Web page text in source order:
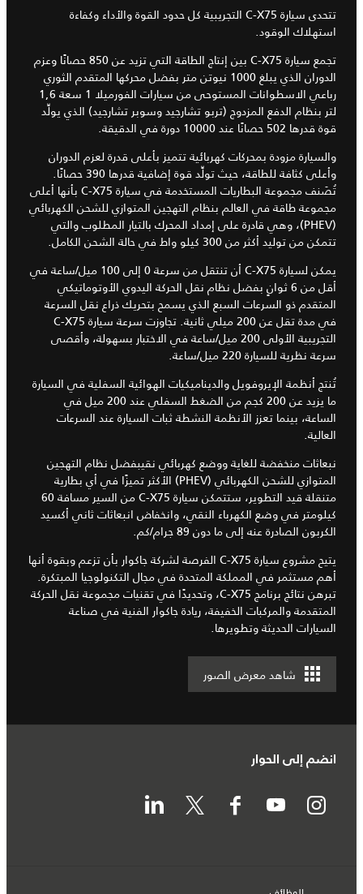
تتحدى سيارة C-X75 التجريبية كل حدود القوة والأداء وكفاءة
استهلاك الوقود.
تجمع سيارة C-X75 بين إنتاج الطاقة التي تزيد عن 850 حصانًا وعزم
الدوران الذي يبلغ 1000 نيوتن متر بفضل محركها المتقدم الثوري
رباعي الاسطوانات المستوحى من سيارات الفورميلا 1 سعة 1,6
لتر بنظام الدفع المزدوج (تربو تشارجيد وسوبر تشارجيد) الذي يولِّد
قوة قدرها 502 حصانًا عند 10000 دورة في الدقيقة.
والسيارة مزودة بمحركات كهربائية تتميز بأعلى قدرة لعزم الدوران
وأعلى كثافة للطاقة، حيث تولِّد قوة إضافية قدرها 390 حصانًا.
تُصَنف مجموعة البطاريات المستخدمة في سيارة C-X75 بأنها أعلى
مجموعة طاقة في العالم بنظام التهجين المتوازي للشحن الكهربائي
(PHEV)، وهي قادرة على إمداد المحرك بالتيار المطلوب والتي
تتمكن من توليد أكثر من 300 كيلو واط في حالة الشحن الكامل.
يمكن لسيارة C-X75 أن تنتقل من سرعة 0 إلى 100 ميل/ساعة في
أقل من 6 ثوانٍ بفضل نظام نقل الحركة اليدوي الأوتوماتيكي
المتقدم ذو السرعات السبع الذي يسمح بتحريك ذراع نقل السرعة
في مدة تقل عن 200 ميلي ثانية. تجاوزت سرعة سيارة C-X75
التجريبية الأولى 200 ميل/ساعة في الاختبار بسهولة، وأقصى
سرعة نظرية للسيارة 220 ميل/ساعة.
تُنتج أنظمة الإيروفويل والديناميكيات الهوائية السفلية في السيارة
ما يزيد عن 200 كجم من الضغط السفلي عند 200 ميل في
الساعة، بينما تعزز الأنظمة النشطة ثبات السيارة عند السرعات
العالية.
نبعاثات منخفضة للغاية ووضع كهربائي نقيبفضل نظام التهجين
المتوازي للشحن الكهربائي (PHEV) الأكثر تميزًا في أي بطارية
متنقلة قيد التطوير، ستتمكن سيارة C-X75 من السير مسافة 60
كيلومتر في وضع الكهرباء النقي، وانخفاض انبعاثات ثاني أكسيد
الكربون الصادرة عنه إلى ما دون 89 جرام/كم.
يتيح مشروع سيارة C-X75 الفرصة لشركة جاكوار بأن تزعم وبقوة أنها
أهم مستثمر في المملكة المتحدة في مجال التكنولوجيا المبتكرة.
تبرهن نتائج برنامج C-X75، وتحديدًا في تقنيات مجموعة نقل الحركة
المتقدمة والمركبات الخفيفة، ريادة جاكوار الفنية في صناعة
السيارات الحديثة وتطويرها.
شاهد معرض الصور
انضم إلى الحوار